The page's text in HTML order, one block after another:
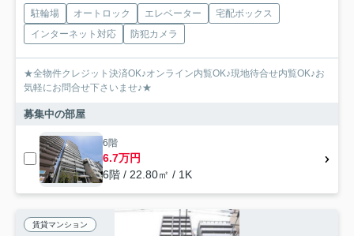
駐輪場 オートロック エレベーター
宅配ボックス
インターネット対応
防犯カメラ
★全物件クレジット決済OK♪オンライン内覧OK♪現地待合せ内覧OK♪お
気軽にお問合せ下さいませ♪★
募集中の部屋
6階
6.7万円
6階 / 22.80㎡ / 1K
賃貸マンション